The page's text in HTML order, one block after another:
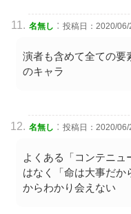
名無し : 投稿日：2020/
演者も含めて全ての要
のキャラ
名無し : 投稿日：2020/
よくある「コンテニ
はなく「命は大事だか
からわかり会えない